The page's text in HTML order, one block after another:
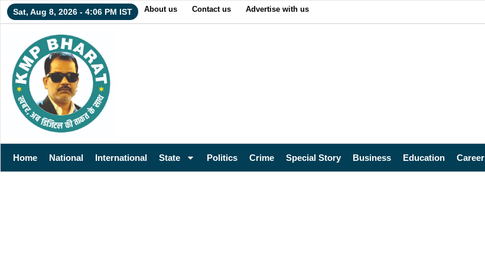
Sat, Aug 8, 2026 - 4:06 PM IST About us Contact us Advertise with us
Home National International State Politics Crime Special Story Business Education Career